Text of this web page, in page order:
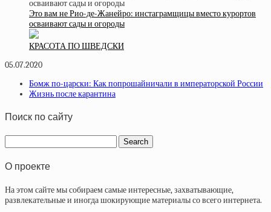
Это вам не Рио-де-Жанейро: инстаграмщицы вместо курортов
осваивают сады и огороды
КРАСОТА ПО ШВЕДСКИ
05.07.2020
Бомж по-царски: Как попрошайничали в императорской России
Жизнь после карантина
Поиск по сайту
О проекте
На этом сайте мы собираем самые интересные, захватывающие,
развлекательные и иногда шокирующие материалы со всего интернета.